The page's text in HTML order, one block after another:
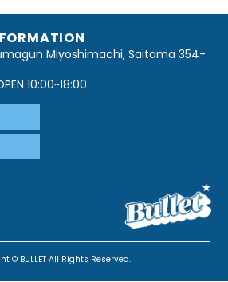
Miyoshimachi, Saitama 354-
10:00~18:00
© BULLET All Rights Reserved.